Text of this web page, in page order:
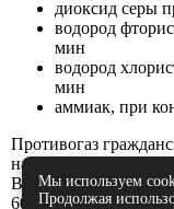
диоксид серы
водород
мин
водород
мин
аммиак, при
Противогаз
наличии.
ВК с фильтром ВК
600.
Мы используем
Продолжая